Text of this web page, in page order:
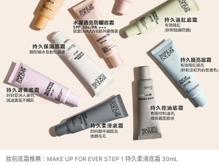
妝前底霜推薦：MAKE UP FOR EVER STEP 1 持久柔滑底霜 30mL